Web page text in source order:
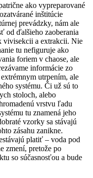
ako vypreparované
inštitúcie
prevádzky, nám ale
od ďalšieho zaoberania
vivisekcii a extrakcii. Nie
tu nefiguruje ako
foriem v chaose, ale
informácie zo
utrpením, ale
systému. Či už sú to
stoloch, alebo
vrstvu ľadu
tu znamená jeho
vzorky sa stávajú
zásahu zanikne.
platiť – voda pod
zmení, pretože po
so súčasnosťou a bude